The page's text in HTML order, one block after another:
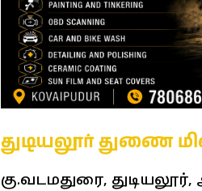
துடியலூர் துணை
கு.வடமதுரை,